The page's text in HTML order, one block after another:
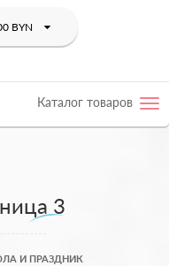
BYN
Каталог товаров
3
И ПРАЗДНИК